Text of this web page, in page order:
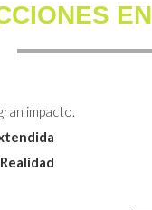
impacto.